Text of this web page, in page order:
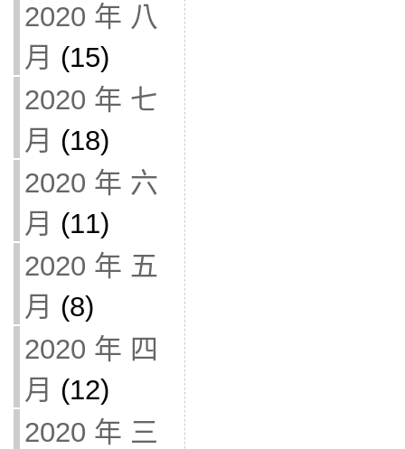
2020 年 八
月 (15)
2020 年 七
月 (18)
2020 年 六
月 (11)
2020 年 五
月 (8)
2020 年 四
月 (12)
2020 年 三